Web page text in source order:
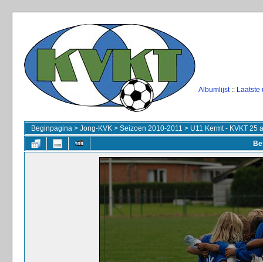
Albumlijst:: Laatste
Beginpagina > Jong-KVK > Seizoen 2010-2011 > U11 Kermt - KVKT 25